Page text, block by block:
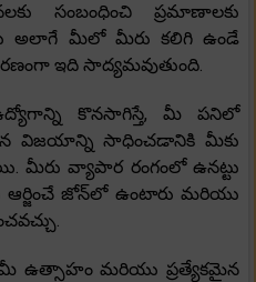
సంబంధించి ప్రమాణాలకు
అలాగే మీలో మీరు కలిగి ఉండే
ఇది సాద్యమవుతుంది.
కొనసాగిస్తే, మీ పనిలో
విజయాన్ని సాధించడానికి మీకు
మీరు వ్యాపార రంగంలో ఉనట్టు
జోన్‌లో ఉంటారు మరియు
మీ ఉత్సాహం మరియు ప్రత్యేకమైన